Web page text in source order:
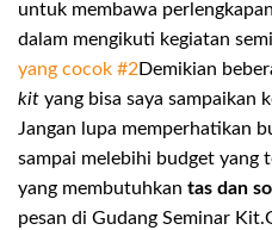
untuk membawa
dalam mengikuti kegiatan
yang cocok #2Demikian
kit yang bisa saya sampaikan
Jangan lupa memperhatikan
sampai melebihi budget yang
yang membutuhkan tas dan
pesan di Gudang Seminar